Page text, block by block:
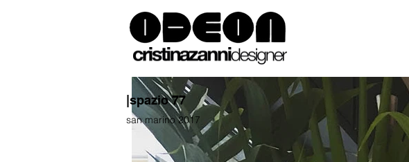
|spazio 77
san marino 2017